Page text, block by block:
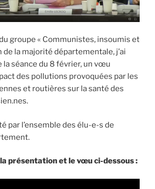
groupe « Communistes, insoumis et
de la majorité départementale, j’ai
la séance du 8 février, un vœu
des pollutions provoquées par les
et routières sur la santé des
par l’ensemble des élu-e-s de
présentation et le vœu ci-dessous :